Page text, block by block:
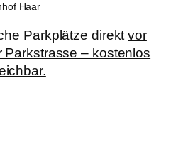
Haar
Parkplätze direktvor
Parkstrasse – kostenlos